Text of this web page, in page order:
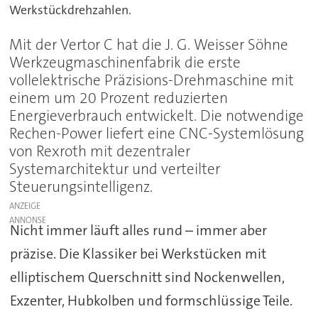
Werkstückdrehzahlen.
Mit der Vertor C hat die J. G. Weisser Söhne
Werkzeugmaschinenfabrik die erste
vollelektrische Präzisions-Drehmaschine mit
einem um 20 Prozent reduzierten
Energieverbrauch entwickelt. Die notwendige
Rechen-Power liefert eine CNC-Systemlösung
von Rexroth mit dezentraler
Systemarchitektur und verteilter
Steuerungsintelligenz.
ANZEIGE
Nicht immer läuft alles rund – immer aber
präzise. Die Klassiker bei Werkstücken mit
elliptischem Querschnitt sind Nockenwellen,
Exzenter, Hubkolben und formschlüssige Teile.